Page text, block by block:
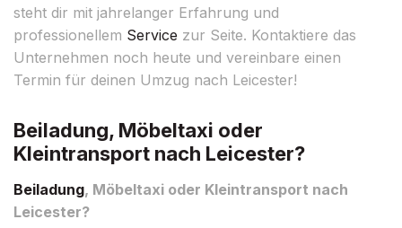
steht dir mit jahrelanger Erfahrung und
professionellem Service zur Seite. Kontaktiere das
Unternehmen noch heute und vereinbare einen
Termin für deinen Umzug nach Leicester!
Beiladung, Möbeltaxi oder
Kleintransport nach Leicester?
Beiladung, Möbeltaxi oder Kleintransport nach
Leicester?